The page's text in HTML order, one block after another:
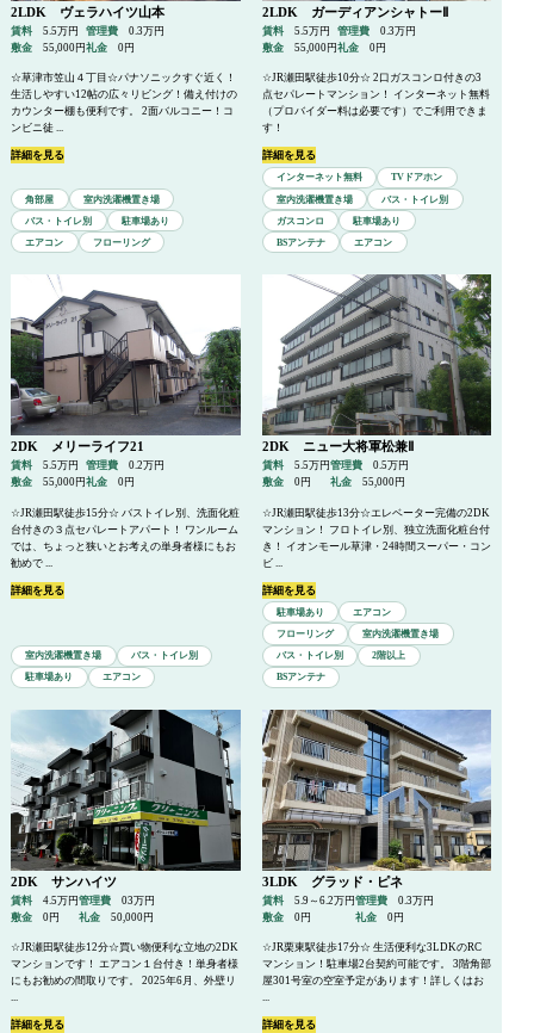
角部屋 室内洗濯機置き場
バス・トイレ別 駐車場あり
エアコン フローリング
2LDK ヴェラハイツ山本
賃料
5.5万円
敷金
55,000円
管理費
0.3万円
礼金
0円
☆草津市笠山４丁目☆パナソニックすぐ近く！
生活しやすい12帖の広々リビング！備え付けの
カウンター棚も便利です。 2面バルコニー！コ
ンビニ徒 ...
詳細を見る
インターネット無料 TVドアホン
室内洗濯機置き場 バス・トイレ別
ガスコンロ 駐車場あり
BSアンテナ エアコン
2LDK ガーディアンシャトーⅡ
賃料
5.5万円
敷金
55,000円
管理費
0.3万円
礼金
0円
☆JR瀬田駅徒歩10分☆ 2口ガスコンロ付きの3
点セパレートマンション！ インターネット無料
（プロバイダー料は必要です）でご利用できま
す！
詳細を見る
室内洗濯機置き場 バス・トイレ別
駐車場あり エアコン
2DK メリーライフ21
賃料
5.5万円
敷金
55,000円
管理費
0.2万円
礼金
0円
☆JR瀬田駅徒歩15分☆ バストイレ別、洗面化粧
台付きの３点セパレートアパート！ ワンルーム
では、ちょっと狭いとお考えの単身者様にもお
勧めで ...
詳細を見る
駐車場あり エアコン
フローリング 室内洗濯機置き場
バス・トイレ別 2階以上
BSアンテナ
2DK ニュー大将軍松兼Ⅱ
賃料
5.5万円
敷金
0円
管理費
0.5万円
礼金
55,000円
☆JR瀬田駅徒歩13分☆エレベーター完備の2DK
マンション！ フロトイレ別、独立洗面化粧台付
き！ イオンモール草津・24時間スーパー・コン
ビ ...
詳細を見る
2DK サンハイツ
賃料
4.5万円
敷金
0円
管理費
03万円
礼金
50,000円
☆JR瀬田駅徒歩12分☆買い物便利な立地の2DK
マンションです！ エアコン１台付き！単身者様
にもお勧めの間取りです。 2025年6月、外壁リ
...
詳細を見る
3LDK グラッド・ピネ
賃料
5.9～6.2万円
敷金
0円
管理費
0.3万円
礼金
0円
☆JR栗東駅徒歩17分☆ 生活便利な3LDKのRC
マンション！駐車場2台契約可能です。 3階角部
屋301号室の空室予定があります！詳しくはお
...
詳細を見る